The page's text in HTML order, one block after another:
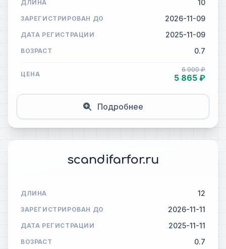
ДЛИНА 10
ЗАРЕГИСТРИРОВАН ДО 2026-11-09
ДАТА РЕГИСТРАЦИИ 2025-11-09
ВОЗРАСТ 0.7
ЦЕНА
6 900 ₽
5 865 ₽
Подробнее
scandifarfor.ru
ДЛИНА 12
ЗАРЕГИСТРИРОВАН ДО 2026-11-11
ДАТА РЕГИСТРАЦИИ 2025-11-11
ВОЗРАСТ 0.7